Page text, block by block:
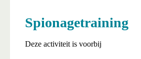
Spionagetraining
Deze activiteit is voorbij